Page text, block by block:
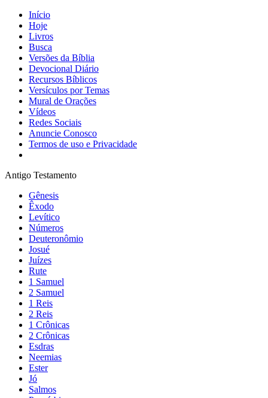
Início
Hoje
Livros
Busca
Versões da Bíblia
Devocional Diário
Recursos Bíblicos
Versículos por Temas
Mural de Orações
Vídeos
Redes Sociais
Anuncie Conosco
Termos de uso e Privacidade
Antigo Testamento
Gênesis
Êxodo
Levítico
Números
Deuteronômio
Josué
Juízes
Rute
1 Samuel
2 Samuel
1 Reis
2 Reis
1 Crônicas
2 Crônicas
Esdras
Neemias
Ester
Jó
Salmos